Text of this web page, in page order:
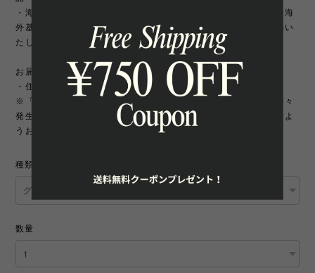
・海外製品は日本製に比べて縫製などが荒い場合がございます。海
外基準では返品対象になりませんのでご理解頂けますようお願いい
たします。
お届け先について
・住所変更には追加手数料が発生いたします。
※「町名・丁目番地・部屋番号」の住所不備による配送遅延が多々
発生しております。宛先を十分にご確認の上ご注文いただきますよ
うお願いいたします。
種類
数量